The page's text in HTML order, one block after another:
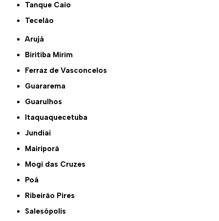
Tanque Caio
Tecelão
Arujá
Biritiba Mirim
Ferraz de Vasconcelos
Guararema
Guarulhos
Itaquaquecetuba
Jundiaí
Mairiporã
Mogi das Cruzes
Poá
Ribeirão Pires
Salesópolis